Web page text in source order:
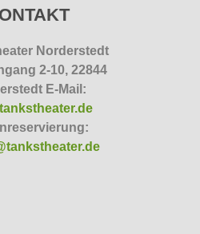
Norderstedt
2-10, 22844
E-Mail: